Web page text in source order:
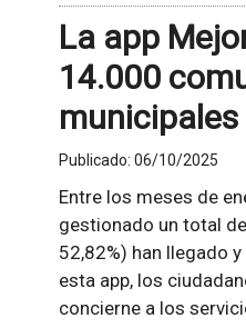
La app
14.000
municipales
Publicado: 06/10/2025
Entre los meses de
gestionado un total
52,82%) han llegado
esta app, los
concierne a los